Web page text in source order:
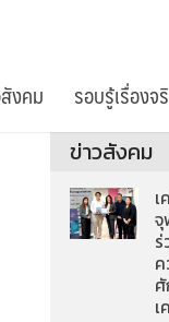
งคม รอบรู้เรื่องจ
ข่าวสังคม